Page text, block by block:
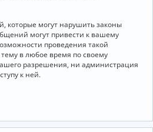
которые могут нарушить законы
могут привести к вашему
проведения такой
в любое время по своему
разрешения, ни администрация
к ней.